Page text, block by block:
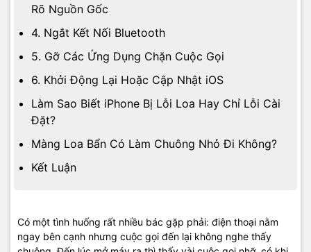
Rõ Nguồn Gốc
4. Ngắt Kết Nối Bluetooth
5. Gỡ Các Ứng Dụng Chặn Cuộc Gọi
6. Khởi Động Lại Hoặc Cập Nhật iOS
Làm Sao Biết iPhone Bị Lỗi Loa Hay Chỉ Lỗi Cài
Đặt?
Màng Loa Bẩn Có Làm Chuông Nhỏ Đi Không?
Kết Luận
Có một tình huống rất nhiều bác gặp phải: điện thoại nằm
ngay bên cạnh nhưng cuộc gọi đến lại không nghe thấy